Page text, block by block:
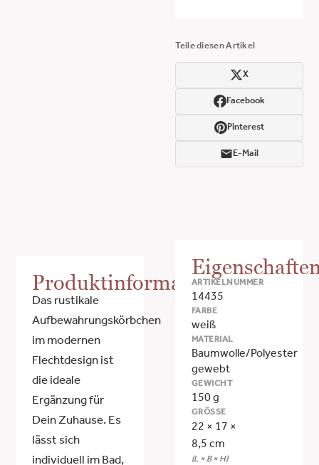
Teile diesen Artikel
X
Facebook
Pinterest
E-Mail
Produktinformationen
Das rustikale
Aufbewahrungskörbchen
im modernen
Flechtdesign ist
die ideale
Ergänzung für
Dein Zuhause. Es
lässt sich
individuell im Bad,
ARTIKELNUMMER
14435
FARBE
weiß
MATERIAL
Baumwolle/Polyester
gewebt
GEWICHT
150 g
GRÖSSE
22 × 17 ×
8,5 cm
(L × B × H)